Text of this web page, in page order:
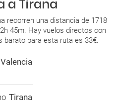
a Tirana
recorren una distancia de 1718
45m. Hay vuelos directos con
barato para esta ruta es 33€.
Valencia
Tirana